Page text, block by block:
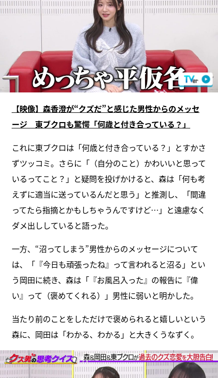
【映像】森香澄が“クズだ”と感じた男性からのメッセ
ージ 東ブクロも驚愕「何歳と付き合っている？」
これに東ブクロは「何歳と付き合っている？」とすかさ
ずツッコミ。さらに「（自分のこと）かわいいと思って
いるってこと？」と疑問を投げかけると、森は「何も考
えずに適当に送っているんだと思う」と推測し、「間違
ってたら指摘とかもしちゃうんですけど…」と遠慮なく
ダメ出ししていると語った。
一方、“沼ってしまう”男性からのメッセージについて
は、「『今日も頑張ったね』って言われると沼る」とい
う岡田に続き、森は「『お風呂入った』の報告に『偉
い』って（褒めてくれる）」男性に弱いと明かした。
当たり前のことをしただけで褒められると嬉しいという
森に、岡田は「わかる、わかる」と大きくうなずく。